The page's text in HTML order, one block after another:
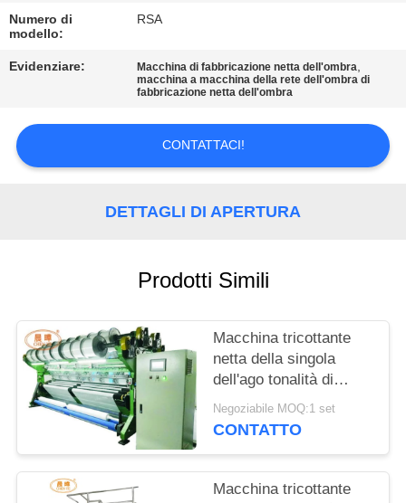
CONTATTACI
RICHIEDA
CITAZIONE
SULLA
PRIVACY
Numero di
modello:
RSA
Evidenziare: Macchina di fabbricazione netta dell'ombra,
macchina a macchina della rete dell'ombra di
fabbricazione netta dell'ombra
CONTATTACI!
DETTAGLI DI APERTURA
Prodotti Simili
Macchina tricottante
netta della singola
dell'ago tonalità di
Antivari con sistema
d'ingranaggi eccentrico
Negoziabile MOQ:1 set
CONTATTO
Macchina tricottante